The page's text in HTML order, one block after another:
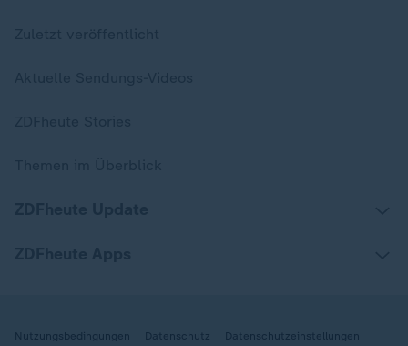
Nutzungsbedingungen Datenschutz Datenschutzeinstellungen